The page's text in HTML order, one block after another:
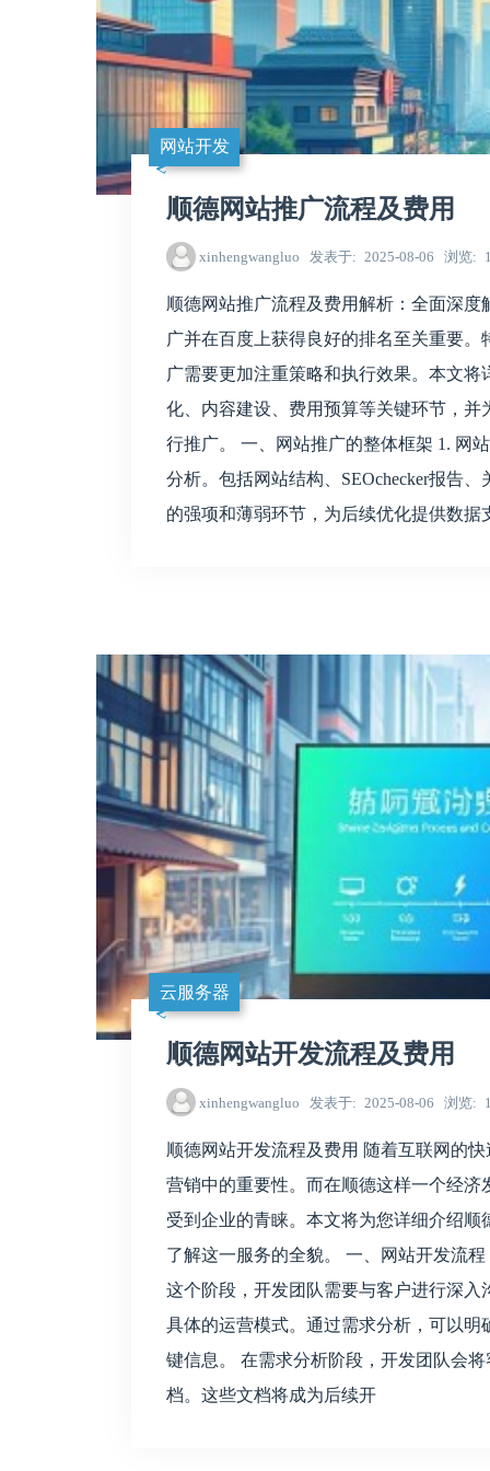
网站开发
顺德网站推广流程及费用
xinhengwangluo 发表于 2025-08-06 浏览
顺德网站推广流程及费用解析：全面深
广并在百度上获得良好的排名至关重要
广需要更加注重策略和执行效果。本文
化、内容建设、费用预算等关键环节，
行推广。 一、网站推广的整体框架 1. 网
分析。包括网站结构、SEOchecker报告
的强项和薄弱环节，为后续优化提供数据
云服务器
顺德网站开发流程及费用
xinhengwangluo 发表于 2025-08-06 浏览
顺德网站开发流程及费用 随着互联网的
营销中的重要性。而在顺德这样一个经济
受到企业的青睐。本文将为您详细介绍
了解这一服务的全貌。 一、网站开发流
这个阶段，开发团队需要与客户进行深
具体的运营模式。通过需求分析，可以
键信息。 在需求分析阶段，开发团队会
档。这些文档将成为后续开